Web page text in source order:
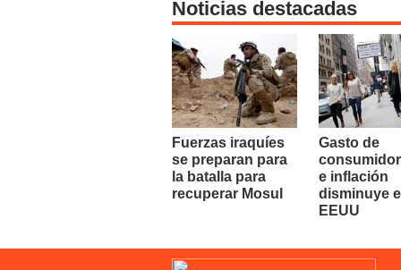
Noticias destacadas
Fuerzas iraquíes
se preparan para
la batalla para
recuperar Mosul
Gasto de
e inflación
disminuye
EEUU